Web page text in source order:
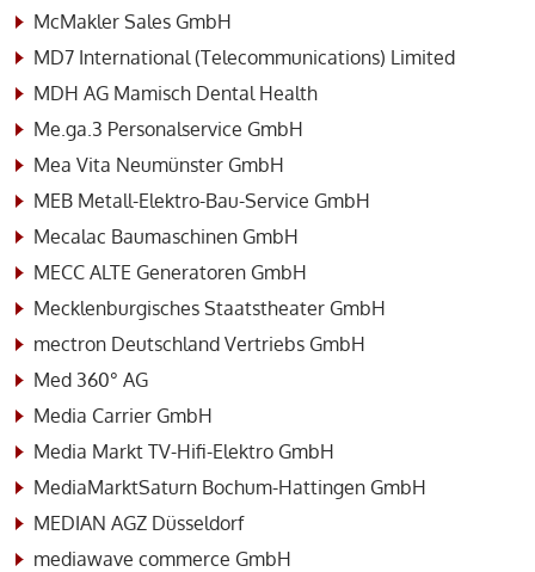
McMakler Sales GmbH
MD7 International (Telecommunications) Limited
MDH AG Mamisch Dental Health
Me.ga.3 Personalservice GmbH
Mea Vita Neumünster GmbH
MEB Metall-Elektro-Bau-Service GmbH
Mecalac Baumaschinen GmbH
MECC ALTE Generatoren GmbH
Mecklenburgisches Staatstheater GmbH
mectron Deutschland Vertriebs GmbH
Med 360° AG
Media Carrier GmbH
Media Markt TV-Hifi-Elektro GmbH
MediaMarktSaturn Bochum-Hattingen GmbH
MEDIAN AGZ Düsseldorf
mediawave commerce GmbH